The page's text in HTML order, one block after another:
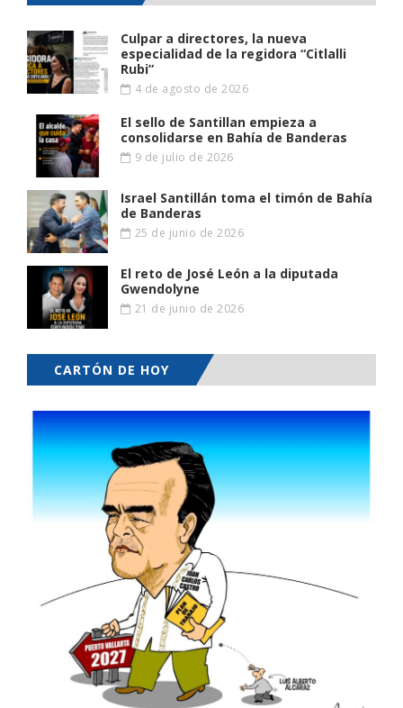
Culpar a directores, la nueva
especialidad de la regidora “Citlalli
Rubi”
4 de agosto de 2026
El sello de Santillan empieza a
consolidarse en Bahía de Banderas
9 de julio de 2026
Israel Santillán toma el timón de Bahía
de Banderas
25 de junio de 2026
El reto de José León a la diputada
Gwendolyne
21 de junio de 2026
CARTÓN DE HOY